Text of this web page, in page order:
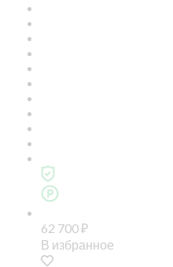
62 700₽
В избранное